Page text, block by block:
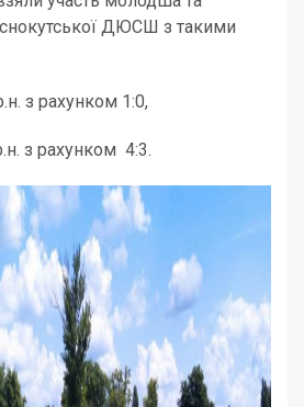
ДЮСШ з такими
з рахунком 1:0,
з рахунком 4:3.